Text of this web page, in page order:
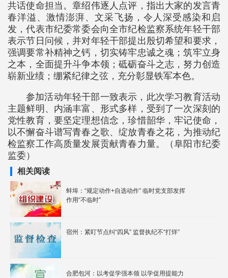
共话使命担当。章绍伟逐人点评，指出大家的发言青
春洋溢、激情澎湃、文采飞扬，令人深受感染和启
发，代表市纪委常委会向全市纪检监察系统年轻干部
表示节日问候，并对年轻干部提出殷切希望和要求，
强调要常补精神之钙，切实铸牢忠诚之魂；筑牢立身
之本，全面提升斗争本领；砥砺奋斗之志，努力创造
崭新业绩；绷紧纪律之弦，充分彰显铁军本色。
参加活动年轻干部一致表示，此次学习教育活动
主题鲜明、内涵丰富、形式多样，受到了一次深刻的
党性教育，要坚定理想信念，珍惜韶华，牢记使命，
以不懈奋斗谱写青春之歌、绽放青春之花，为推动纪
检监察工作高质量发展贡献青春力量。（阜阳市纪委
监委）
相关阅读
蚌埠：“规定动作+自选动作” 临时党支部发挥
作用“不临时”
宿州：紧盯节点纠“四风” 监督执纪不“打烊”
合肥包河：以考促学强本领 以学促用提能力